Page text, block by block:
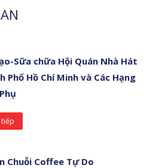
Sữa chữa Hội Quán Nhà Hát
Phố Hồ Chí Minh và Các Hạng
Chuỗi Coffee Tự Do